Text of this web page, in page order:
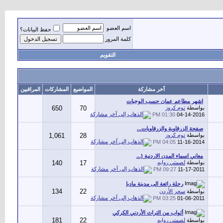
اسم العضو
حفظ البيانات؟
كلمة المرور
التقويم
آخر مشاركة المواضيع المشاركات المراقبين
اشهر مطاعم عمان حسب الوجبات
بواسطة توم كروز
04-14-2016
01:30 PM
70
650
صفحة الزرقاوية والزرقاويات...
بواسطة توم كروز
11-16-2014
04:05 PM
28
1,061
معاني اسماء المدن الاردنية (...
بواسطة لصمتي روايه
11-17-2011
09:27 PM
17
140
رحلة رائعة الى مدينة مادبا
بواسطة سحر الأردن
01-06-2011
03:25 PM
22
134
أثواب من التراث الأردني الكركي
بواسطة لصمتي روايه
22
181